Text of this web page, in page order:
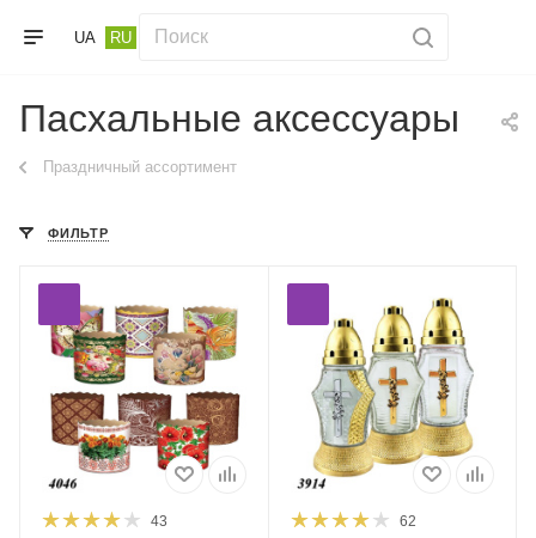
UA RU
Пасхальные аксессуары
Праздничный ассортимент
ФИЛЬТР
43 62